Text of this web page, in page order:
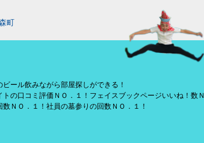
町
ール飲みながら部屋探しができる！
の口コミ評価ＮＯ．１！フェイスブックページいいね！数Ｎ
ＮＯ．１！社員の墓参りの回数ＮＯ．１！